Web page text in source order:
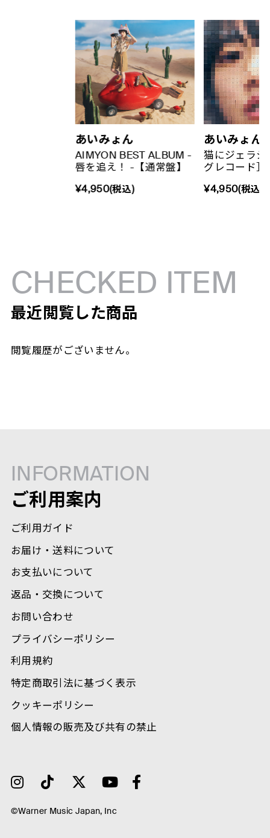
あいみょん
AIMYON BEST ALBUM -
唇を追え！ -【通常盤】
¥4,950(税込)
あいみょん
猫にジェラシ
グレコード］
¥4,950(税込)
CHECKED ITEM
最近閲覧した商品
閲覧履歴がございません。
INFORMATION
ご利用案内
ご利用ガイド
お届け・送料について
お支払いについて
返品・交換について
お問い合わせ
プライバシーポリシー
利用規約
特定商取引法に基づく表示
クッキーポリシー
個人情報の販売及び共有の禁止
©Warner Music Japan, Inc